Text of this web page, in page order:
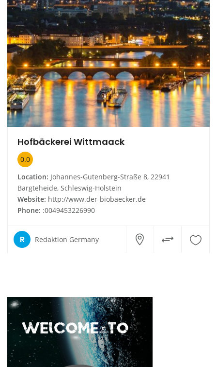
Hofbäckerei Wittmaack
0.0
Location: Johannes-Gutenberg-Straße 8, 22941
Bargteheide, Schleswig-Holstein
Website: http://www.der-biobaecker.de
Phone: :0049453226990
R Redaktion Germany